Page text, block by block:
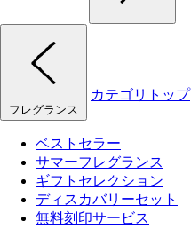
フレグランス
カテゴリトップ
ベストセラー
サマーフレグランス
ギフトセレクション
ディスカバリーセット
無料刻印サービス